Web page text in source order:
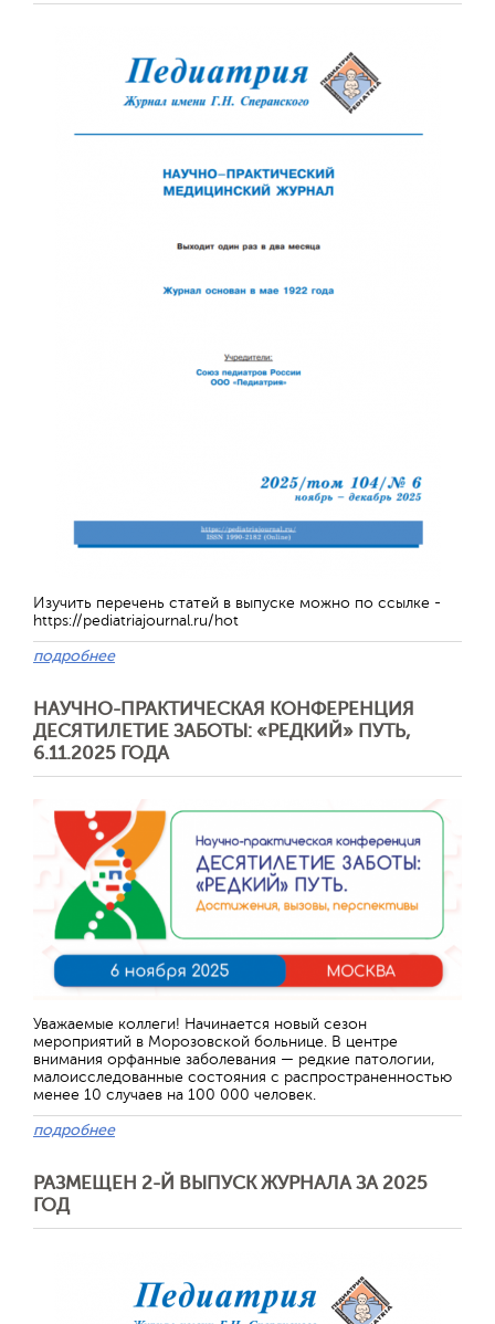
Изучить перечень статей в выпуске можно по ссылке -
https://pediatriajournal.ru/hot
подробнее
НАУЧНО-ПРАКТИЧЕСКАЯ КОНФЕРЕНЦИЯ
ДЕСЯТИЛЕТИЕ ЗАБОТЫ: «РЕДКИЙ» ПУТЬ,
6.11.2025 ГОДА
Уважаемые коллеги! Начинается новый сезон
мероприятий в Морозовской больнице. В центре
внимания орфанные заболевания — редкие патологии,
малоисследованные состояния с распространенностью
менее 10 случаев на 100 000 человек.
подробнее
РАЗМЕЩЕН 2-Й ВЫПУСК ЖУРНАЛА ЗА 2025
ГОД
Обратная